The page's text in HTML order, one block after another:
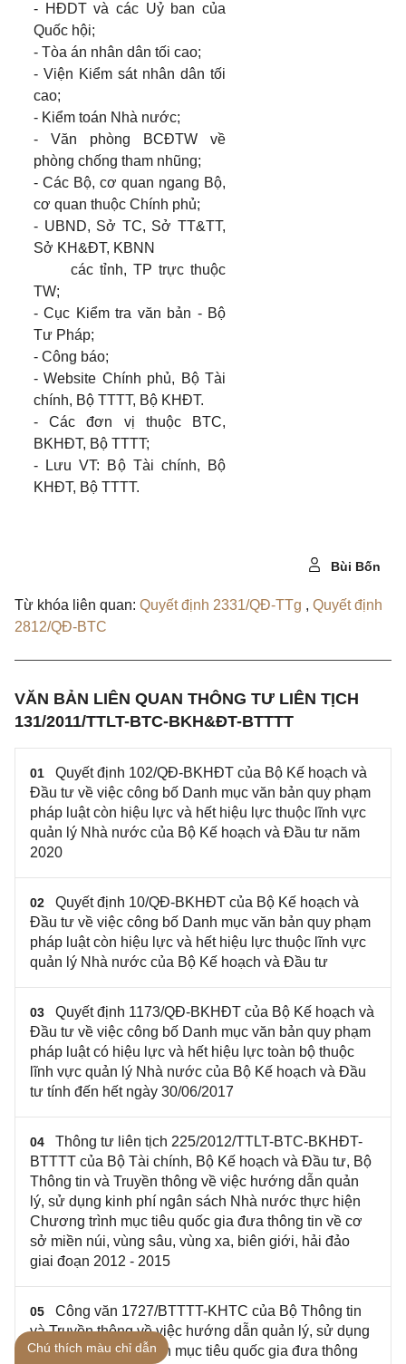
- HĐDT và các Uỷ ban của
Quốc hội;
- Tòa án nhân dân tối cao;
- Viện Kiểm sát nhân dân tối
cao;
- Kiểm toán Nhà nước;
- Văn phòng BCĐTW về
phòng chống tham nhũng;
- Các Bộ, cơ quan ngang Bộ,
cơ quan thuộc Chính phủ;
- UBND, Sở TC, Sở TT&TT,
Sở KH&ĐT, KBNN
các tỉnh, TP trực thuộc
TW;
- Cục Kiểm tra văn bản - Bộ
Tư Pháp;
- Công báo;
- Website Chính phủ, Bộ Tài
chính, Bộ TTTT, Bộ KHĐT.
- Các đơn vị thuộc BTC,
BKHĐT, Bộ TTTT;
- Lưu VT: Bộ Tài chính, Bộ
KHĐT, Bộ TTTT.
Bùi Bốn
Từ khóa liên quan: Quyết định 2331/QĐ-TTg , Quyết định
2812/QĐ-BTC
VĂN BẢN LIÊN QUAN THÔNG TƯ LIÊN TỊCH
131/2011/TTLT-BTC-BKH&ĐT-BTTTT
01
Quyết định 102/QĐ-BKHĐT của Bộ Kế hoạch và
Đầu tư về việc công bố Danh mục văn bản quy phạm
pháp luật còn hiệu lực và hết hiệu lực thuộc lĩnh vực
quản lý Nhà nước của Bộ Kế hoạch và Đầu tư năm
2020
02
Quyết định 10/QĐ-BKHĐT của Bộ Kế hoạch và
Đầu tư về việc công bố Danh mục văn bản quy phạm
pháp luật còn hiệu lực và hết hiệu lực thuộc lĩnh vực
quản lý Nhà nước của Bộ Kế hoạch và Đầu tư
03
Quyết định 1173/QĐ-BKHĐT của Bộ Kế hoạch và
Đầu tư về việc công bố Danh mục văn bản quy phạm
pháp luật có hiệu lực và hết hiệu lực toàn bộ thuộc
lĩnh vực quản lý Nhà nước của Bộ Kế hoạch và Đầu
tư tính đến hết ngày 30/06/2017
04
Thông tư liên tịch 225/2012/TTLT-BTC-BKHĐT-
BTTTT của Bộ Tài chính, Bộ Kế hoạch và Đầu tư, Bộ
Thông tin và Truyền thông về việc hướng dẫn quản
lý, sử dụng kinh phí ngân sách Nhà nước thực hiện
Chương trình mục tiêu quốc gia đưa thông tin về cơ
sở miền núi, vùng sâu, vùng xa, biên giới, hải đảo
giai đoạn 2012 - 2015
05
Công văn 1727/BTTTT-KHTC của Bộ Thông tin
và Truyền thông về việc hướng dẫn quản lý, sử dụng
kinh phí Chương trình mục tiêu quốc gia đưa thông
Chú thích màu chỉ dẫn